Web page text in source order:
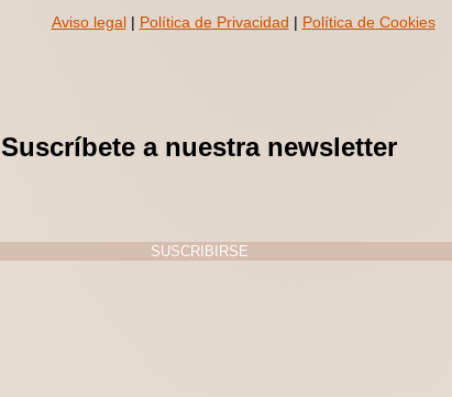
Aviso legal| Política de Privacidad | Política de Cookies
Suscríbete a nuestra newsletter